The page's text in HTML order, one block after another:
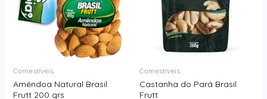
Comestíveis
Amêndoa Natural Brasil
Frutt 200 grs
Comestíveis
Castanha do Pará Brasil
Frutt